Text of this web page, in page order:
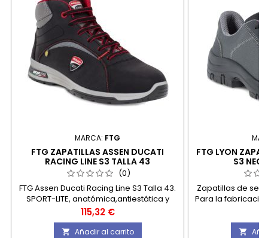
MARCA: FTG
FTG ZAPATILLAS ASSEN DUCATI
RACING LINE S3 TALLA 43
(0)
FTG Assen Ducati Racing Line S3 Talla 43.
SPORT-LITE, anatómica,antiestática y
antibacterial.
Precio
115,32 €
 Añadir al carrito
FTG LYON
S3
Zapatillas de
Para la
están
